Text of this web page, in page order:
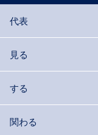
代表
見る
する
関わる